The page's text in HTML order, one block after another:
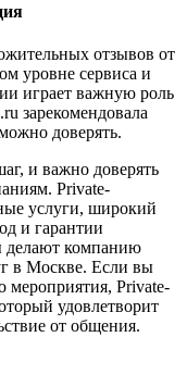
отзывов от
уровне сервиса и
играет важную роль
зарекомендовала
доверять.
и важно доверять
Private-
услуги, широкий
и гарантии
делают компанию
в Москве. Если вы
мероприятия, Private-
удовлетворит
от общения.